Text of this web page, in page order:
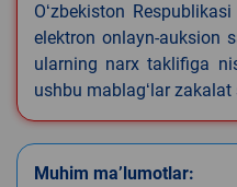
Oʻzbekiston
elektron onlayn-auksion
ularning narx taklifiga
ushbu mablagʻlar
Muhim ma’lumotlar: